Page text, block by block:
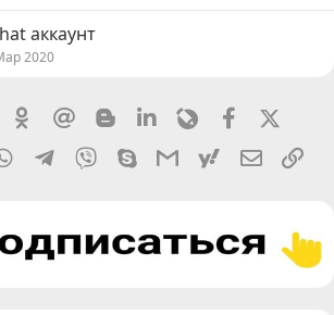
аккаунт
2020
VkontakteOdnoklassniki
Mail.ru BloggerLinkedinLivejournalFacebook
WhatsAppTelegram
Viber SkypeGmailyahoomail